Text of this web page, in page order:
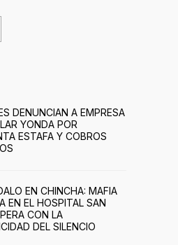
DENUNCIAN A EMPRESA
YONDA POR
ESTAFA Y COBROS
EN CHINCHA: MAFIA
EN EL HOSPITAL SAN
CON LA
DEL SILENCIO